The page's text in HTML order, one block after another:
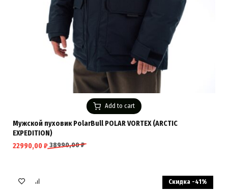
Add to cart
Мужской пуховик PolarBull POLAR VORTEX (ARCTIC
EXPEDITION)
38990,00₽
22990,00₽
Скидка -41%